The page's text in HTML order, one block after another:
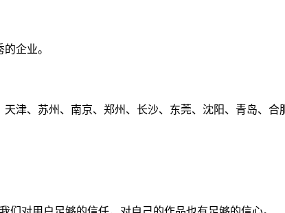
企业。
津、苏州、南京、郑州、长沙、东莞、沈阳、青岛、合